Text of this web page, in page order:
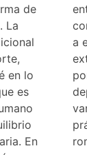
de
La
en lo
es
En
las
con
de
a
de